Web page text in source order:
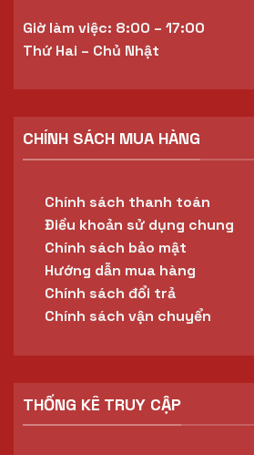
Giờ làm việc: 8:00 – 17:00
Thứ Hai – Chủ Nhật
CHÍNH SÁCH MUA HÀNG
Chính sách thanh toán
Điều khoản sử dụng chung
Chính sách bảo mật
Hướng dẫn mua hàng
Chính sách đổi trả
Chính sách vận chuyển
THỐNG KÊ TRUY CẬP